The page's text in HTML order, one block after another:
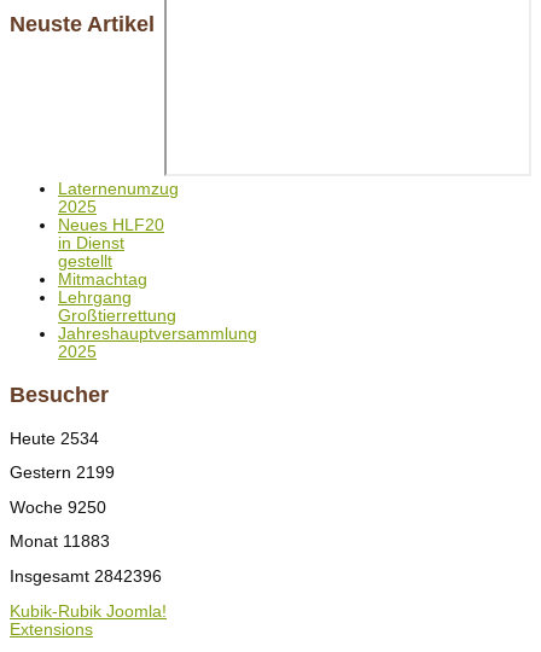
Neuste Artikel
Laternenumzug
2025
Neues HLF20
in Dienst
gestellt
Mitmachtag
Lehrgang
Großtierrettung
Jahreshauptversammlung
2025
Besucher
Heute 2534
Gestern 2199
Woche 9250
Monat 11883
Insgesamt 2842396
Kubik-Rubik Joomla!
Extensions